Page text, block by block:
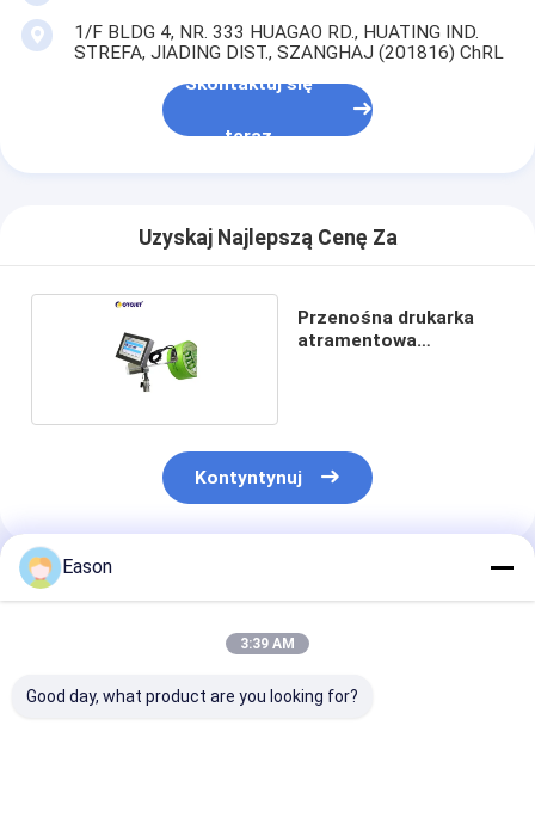
1/F BLDG 4, NR. 333 HUAGAO RD., HUATING IND.
STREFA, JIADING DIST., SZANGHAJ (201816) ChRL
Skontaktuj się
teraz
Uzyskaj Najlepszą Cenę Za
Przenośna drukarka
atramentowa
Kontyntynuj
Polecane Produkty
Eason
3:39 AM
Good day, what product are you looking for?